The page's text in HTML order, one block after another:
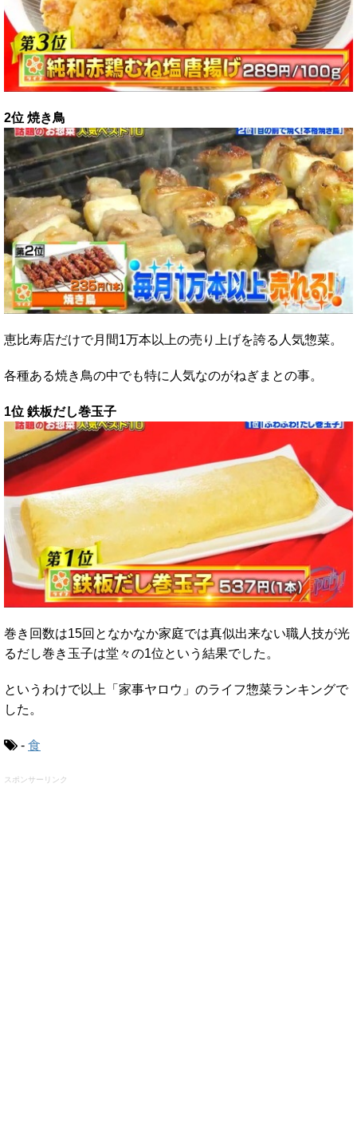
2位 焼き鳥
恵比寿店だけで月間1万本以上の売り上げを誇る人気惣菜。
各種ある焼き鳥の中でも特に人気なのがねぎまとの事。
1位 鉄板だし巻玉子
巻き回数は15回となかなか家庭では真似出来ない職人技が光
るだし巻き玉子は堂々の1位という結果でした。
というわけで以上「家事ヤロウ」のライフ惣菜ランキングで
した。
- 食
スポンサーリンク